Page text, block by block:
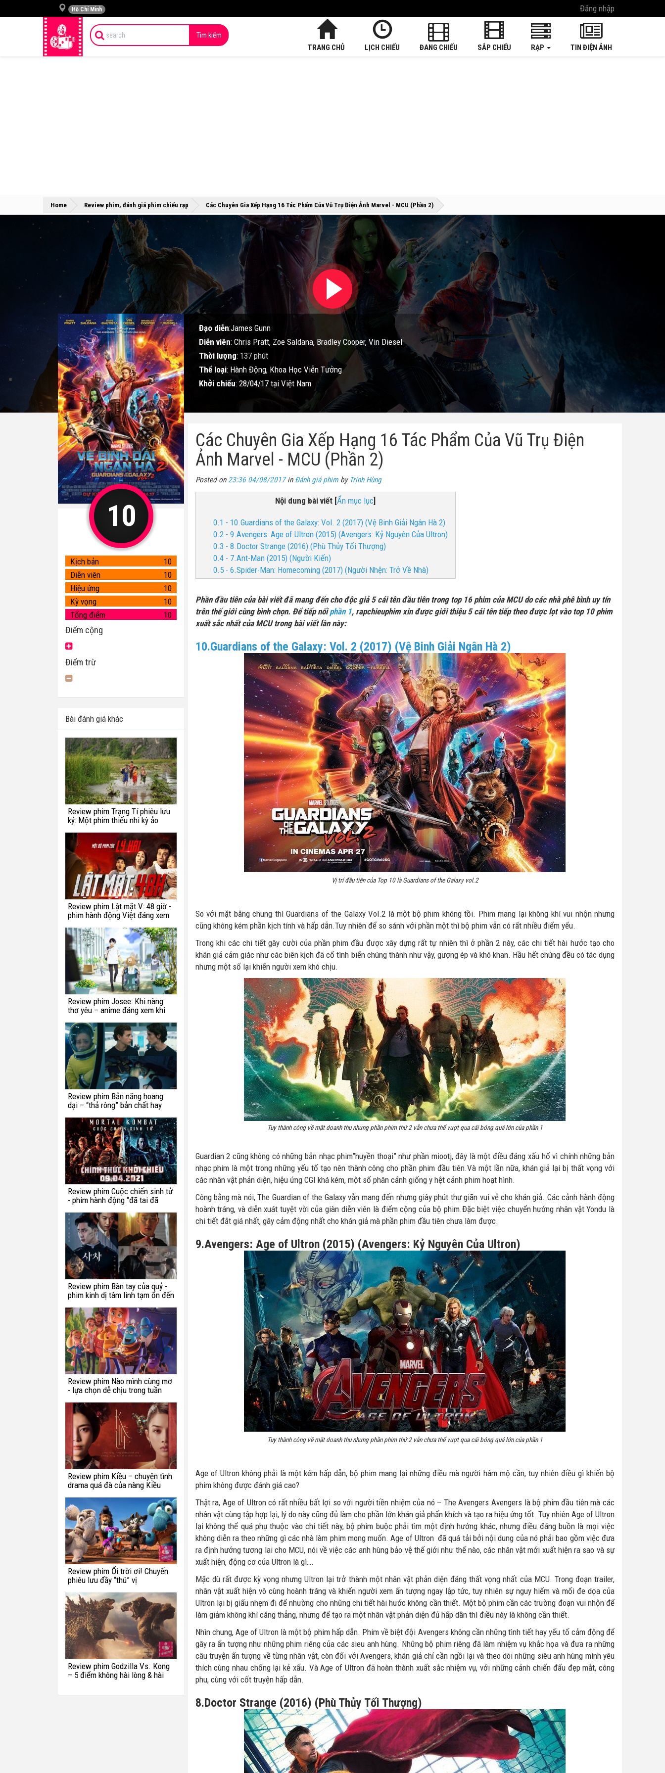
Hồ Chí Minh Đăng nhập
Tìm kiếm
TRANG CHỦ LỊCH CHIẾU ĐANG CHIẾU SẮP CHIẾU RẠP TIN ĐIỆN ẢNH
Home »
Review phim, đánh giá phim chiếu rạp »
Các Chuyên Gia Xếp Hạng 16 Tác Phẩm Của Vũ Trụ Điện Ảnh Marvel - MCU (Phần 2)
10
Kịch bản
10
Diễn viên
10
Hiệu ứng
10
Kỳ vọng
10
Tổng điểm
10
Điểm cộng
Điểm trừ
Bài đánh giá khác
Review phim Trạng Tí phiêu lưu
ký: Một phim thiếu nhi kỳ ảo
Review phim Lật mặt V: 48 giờ -
phim hành động Việt đáng xem
Review phim Josee: Khi nàng
thơ yêu – anime đáng xem khi
Review phim Bản năng hoang
dại – “thả rông” bản chất hay
Review phim Cuộc chiến sinh tử
- phim hành động “đã tai đã
Review phim Bàn tay của quỷ -
phim kinh dị tâm linh tạm ổn đến
Review phim Nào mình cùng mơ
- lựa chọn dễ chịu trong tuần
Review phim Kiều – chuyện tình
drama quá đà của nàng Kiều
Review phim Ối trời ơi! Chuyến
phiêu lưu đầy “thú” vị
Review phim Godzilla Vs. Kong
– 5 điểm không hài lòng & hài
Đạo diễn:James Gunn
Diễn viên: Chris Pratt, Zoe Saldana, Bradley Cooper, Vin Diesel
Thời lượng: 137 phút
Thể loại: Hành Động, Khoa Học Viễn Tưởng
Khởi chiếu: 28/04/17 tại Việt Nam
Các Chuyên Gia Xếp Hạng 16 Tác Phẩm Của Vũ Trụ Điện
Ảnh Marvel - MCU (Phần 2)
Posted on 23:36 04/08/2017in Đánh giá phimby Trịnh Hùng
Nội dung bài viết [Ẩn mục lục]
0.1 - 10.Guardians of the Galaxy: Vol. 2 (2017) (Vệ Binh Giải Ngân Hà 2)
0.2 - 9.Avengers: Age of Ultron (2015) (Avengers: Kỷ Nguyên Của Ultron)
0.3 - 8.Doctor Strange (2016) (Phù Thủy Tối Thượng)
0.4 - 7.Ant-Man (2015) (Người Kiến)
0.5 - 6.Spider-Man: Homecoming (2017) (Người Nhện: Trở Về Nhà)
Phần đầu tiên của bài viết đã mang đến cho độc giả 5 cái tên đầu tiên trong top 16 phim của MCU do các nhà phê bình uy tín
trên thế giới cùng bình chọn. Để tiếp nốiphần 1, rapchieuphim xin được giới thiệu 5 cái tên tiếp theo được lọt vào top 10 phim
xuất sắc nhất của MCU trong bài viết lần này:
10.Guardians of the Galaxy: Vol. 2 (2017) (Vệ Binh Giải Ngân Hà 2)
Vị trí đầu tiên của Top 10 là Guardians of the Galaxy vol.2
So với mặt bằng chung thì Guardians of the Galaxy Vol.2 là một bộ phim không tồi. Phim mang lại không khí vui nhộn nhưng
cũng không kém phần kịch tính và hấp dẫn.Tuy nhiên để so sánh với phần một thì bộ phim vẫn có rất nhiều điểm yếu.
Trong khi các chi tiết gây cười của phần phim đầu được xây dựng rất tự nhiên thì ở phần 2 này, các chi tiết hài hước tạo cho
khán giả cảm giác như các biên kịch đã cố tình biến chúng thành như vậy, gượng ép và khô khan. Hầu hết chúng đều có tác dụng
nhưng một số lại khiến người xem khó chịu.
Tuy thành công về mặt doanh thu nhưng phần phim thứ 2 vẫn chưa thể vượt qua cái bóng quá lớn của phần 1
Guardian 2 cũng không có những bản nhạc phim”huyền thoại” như phần miootj, đây là một điều đáng xấu hổ vì chính những bản
nhạc phim là một trong những yếu tố tạo nên thành công cho phần phim đầu tiên.Và một lần nữa, khán giả lại bị thất vọng với
các nhân vật phản diện, hiệu ứng CGI khá kém, một số phân cảnh giống y hệt cảnh phim hoạt hình.
Công bằng mà nói, The Guardian of the Galaxy vẫn mang đến nhưng giây phút thư giãn vui vẻ cho khán giả. Các cảnh hành động
hoành tráng, và diễn xuát tuyệt vời của giàn diễn viên là điểm cộng của bộ phim.Đặc biệt việc chuyển hướng nhân vật Yondu là
chi tiết đắt giá nhất, gây cảm động nhất cho khán giả mà phần phim đầu tiên chưa làm được.
9.Avengers: Age of Ultron (2015) (Avengers: Kỷ Nguyên Của Ultron)
Tuy thành công về mặt doanh thu nhưng phần phim thứ 2 vẫn chưa thể vượt qua cái bóng quá lớn của phần 1
Age of Ultron không phải là một kém hấp dẫn, bộ phim mang lại những điều mà người hâm mộ cần, tuy nhiên điều gì khiến bộ
phim không được đánh giá cao?
Thật ra, Age of Ultron có rất nhiều bất lợi so với người tiền nhiệm của nó – The Avengers.Avengers là bộ phim đầu tiên mà các
nhân vật cùng tập hợp lại, lý do này cũng đủ làm cho phần lớn khán giả phấn khích và tạo ra hiệu ứng tốt. Tuy nhiên Age of Ultron
lại không thể quá phụ thuộc vào chi tiết này, bộ phim buộc phải tìm một định hướng khác, nhưng điều đáng buồn là mọi việc
không diễn ra theo những gì các nhà làm phim mong muốn.Age of Ultron đã quá tải bởi nội dung của nó phải bao gồm việc đưa
ra định hướng tương lai cho MCU, nói về việc các anh hùng bảo vệ thế giới như thế nào, các nhân vật mới xuất hiện ra sao và sự
xuất hiện, động cơ của Ultron là gì….
Mặc dù rất được kỳ vọng nhưng Ultron lại trở thành một nhân vật phản diện đáng thất vọng nhất của MCU. Trong đoạn trailer,
nhân vật xuất hiện vô cùng hoành tráng và khiến người xem ấn tượng ngay lập tức, tuy nhiên sự nguy hiểm và mối đe dọa của
Ultron lại bị giấu nhẹm đi để nhường cho những chi tiết hài hước không cần thiết. Một bộ phim cần các trường đoạn vui nhộn để
làm giảm không khí căng thẳng, nhưng để tạo ra một nhân vật phản diện đủ hấp dẫn thì điều này là không cần thiết.
Nhìn chung, Age of Ultron là một bộ phim hấp dẫn. Phim về biệt đội Avengers không cần những tình tiết hay yếu tố cảm động để
gây ra ấn tượng như những phim riêng của các sieu anh hùng. Những bộ phim riêng đã làm nhiệm vụ khắc họa và đưa ra những
câu truyện ấn tượng về từng nhân vật, còn đối với Avengers, khán giả chỉ cần ngồi lại và theo dõi những siêu anh hùng mình yêu
thích cùng nhau chống lại kẻ xấu. Và Age of Ultron đã hoàn thành xuất sắc nhiệm vụ, với những cảnh chiến đấu đẹp mắt, công
phu, cùng với cốt truyện hấp dẫn.
8.Doctor Strange (2016) (Phù Thủy Tối Thượng)